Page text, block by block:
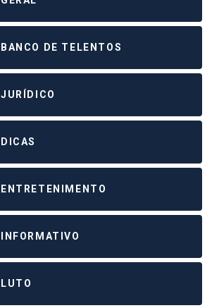
BANCO DE TELENTOS
JURÍDICO
DICAS
ENTRETENIMENTO
INFORMATIVO
LUTO